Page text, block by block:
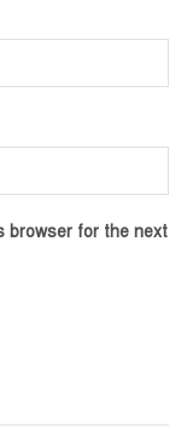
browser for the next